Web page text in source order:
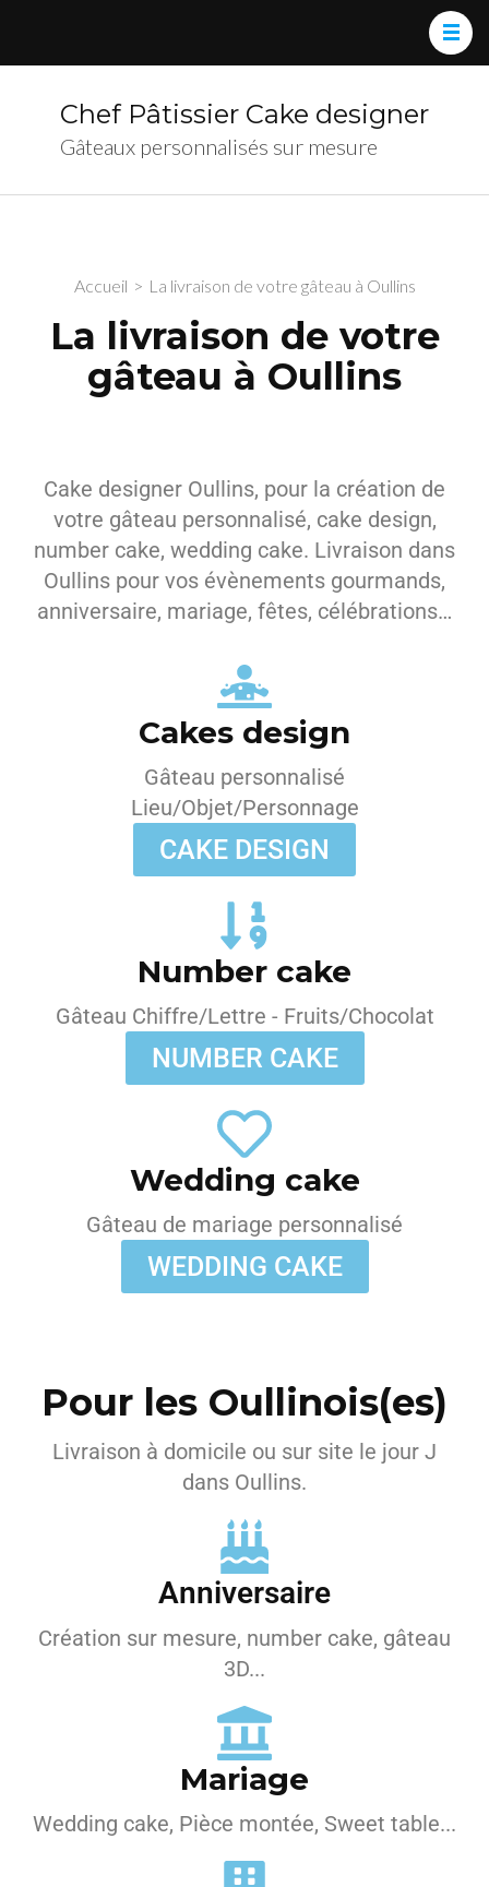
Chef Pâtissier Cake designer
Gâteaux personnalisés sur mesure
Accueil > La livraison de votre gâteau à Oullins
La livraison de votre
gâteau à Oullins
Cake designer Oullins, pour la création de
votre gâteau personnalisé, cake design,
number cake, wedding cake. Livraison dans
Oullins pour vos évènements gourmands,
anniversaire, mariage, fêtes, célébrations…
Cakes design
Gâteau personnalisé
Lieu/Objet/Personnage
CAKE DESIGN
Number cake
Gâteau Chiffre/Lettre - Fruits/Chocolat
NUMBER CAKE
Wedding cake
Gâteau de mariage personnalisé
WEDDING CAKE
Pour les Oullinois(es)
Livraison à domicile ou sur site le jour J
dans Oullins.
Anniversaire
Création sur mesure, number cake, gâteau
3D...
Mariage
Wedding cake, Pièce montée, Sweet table...